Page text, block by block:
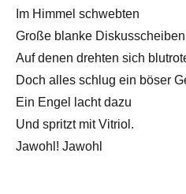
Im Himmel schwebten
Große blanke
Auf denen drehten sich
Doch alles schlug ein böser
Ein Engel lacht dazu
Und spritzt mit Vitriol.
Jawohl! Jawohl